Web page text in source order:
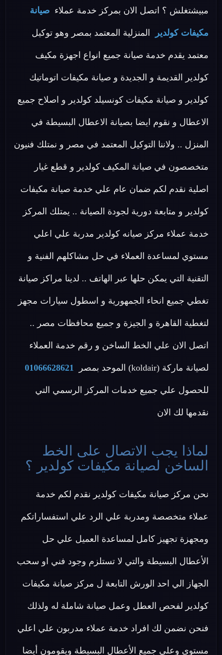
مبيشتغلش ؟ اتصل الان بمركز خدمة عملاء صيانة
مكيفات كولدير المنزلية المعتمد بمصر وهو توكيل
معتمد يقدم خدمة صيانة جميع انواع اجهزة مكيف
كولدير القديمة و الجديدة و صيانة مكيفات اتوماتيك
كولدير و صيانة مكيفات كونسيلد كولدير و اصلاح جميع
الاعطال و نقوم ايضا بصيانة الاعطال البسيطة في
المنزل .. ولاننا التوكيل المعتمد في مصر و نمتلك فنيون
متخصصون في صيانة المكيف كولدير و قطع غيار
اصلية نقدم لكم ضمان عام علي خدمة صيانة مكيفات
كولدير و متابعة دورية لجودة الصيانة .. يمتلك المركز
خدمة عملاء مركز صيانه كولدير مدربة علي اعلي
مستوي لمساعدة العملاء في حل مشاكلهم الفنية و
التقنية التي يمكن حلها عبر الهاتف .. لدينا مراكز صيانة
تغطي جميع انحاء الجمهورية و اسطول سيارات مجهز
لتغطية القاهرة و الجيزة و جميع محافظات مصر ..
اتصل الان علي الخط الساخن و رقم خدمة العملاء
لصيانة ماركة (koldair) الموحد بمصر 01066628621
للحصول علي جميع خدمات المركز الرسمي التي
نقدمها لك الان
لماذا يجب الاتصال على الخط
الساخن لصيانة مكيفات كولدير ؟
نحن مركز صيانة مكيفات كولدير نقدم لكم خدمة
عملاء متخصصة ومدربة علي الرد علي استفساراتكم
ومجهزة تجهيز كامل لمساعدة العميل علي حل
الأعطال البسيطة والتي لا تستلزم وجود فني او سحب
الجهاز الي احد الورش التابعة ل مركز صيانة مكيفات
كولدير لفحص العطل وعمل صيانة شاملة له ولذلك
فنحن نضمن لك افراد خدمة عملاء مدربون علي اعلي
مستوى وعلي جميع الأعطال البسيطة ويقومون أيضا